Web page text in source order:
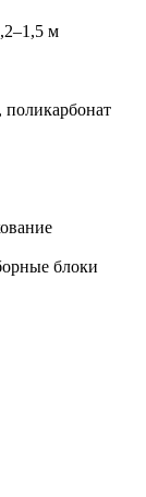
м
поликарбонат
блоки